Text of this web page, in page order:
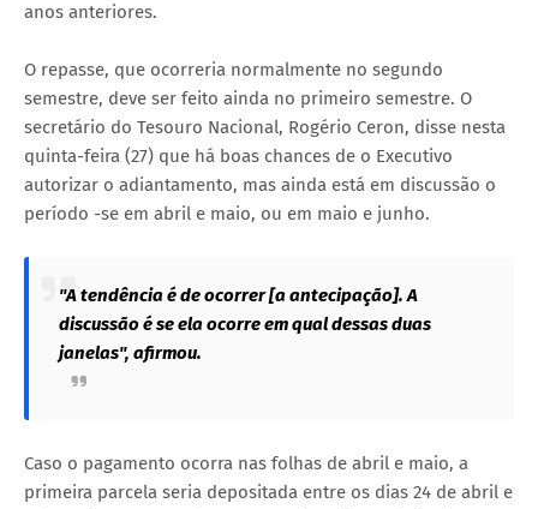
anos anteriores.
O repasse, que ocorreria normalmente no segundo
semestre, deve ser feito ainda no primeiro semestre. O
secretário do Tesouro Nacional, Rogério Ceron, disse nesta
quinta-feira (27) que há boas chances de o Executivo
autorizar o adiantamento, mas ainda está em discussão o
período -se em abril e maio, ou em maio e junho.
"A tendência é de ocorrer [a antecipação]. A
discussão é se ela ocorre em qual dessas duas
janelas", afirmou.
Caso o pagamento ocorra nas folhas de abril e maio, a
primeira parcela seria depositada entre os dias 24 de abril e